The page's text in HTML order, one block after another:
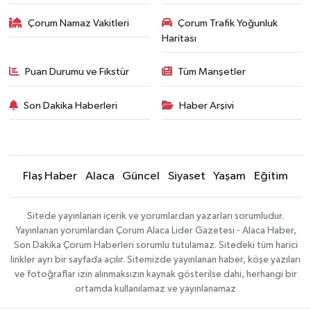
Çorum Namaz Vakitleri
Çorum Trafik Yoğunluk
Haritası
Puan Durumu ve Fikstür Tüm Manşetler
Son Dakika Haberleri Haber Arşivi
Flaş Haber Alaca Güncel Siyaset Yaşam Eğitim
Sitede yayınlanan içerik ve yorumlardan yazarları sorumludur.
Yayınlanan yorumlardan Çorum Alaca Lider Gazetesi - Alaca Haber,
Son Dakika Çorum Haberleri sorumlu tutulamaz. Sitedeki tüm harici
linkler ayrı bir sayfada açılır. Sitemizde yayınlanan haber, köşe yazıları
ve fotoğraflar izin alınmaksızın kaynak gösterilse dahi, herhangi bir
ortamda kullanılamaz ve yayınlanamaz